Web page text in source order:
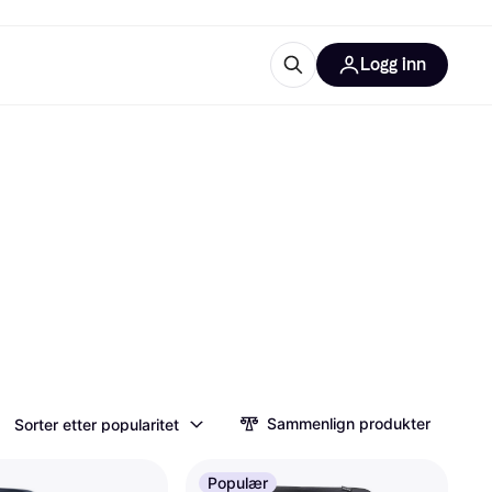
Logg inn
Sorter etter popularitet Sammenlign produkter
Populær